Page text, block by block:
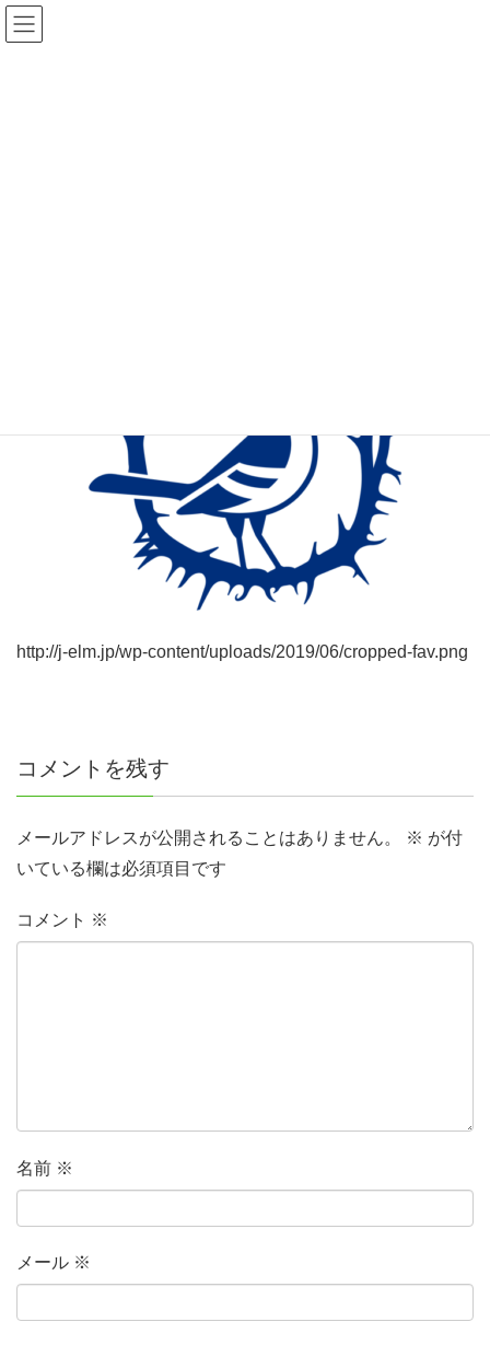
http://j-elm.jp/wp-content/uploads/2019/06/cropped-fav.png
コメントを残す
メールアドレスが公開されることはありません。 ※ が付
いている欄は必須項目です
コメント ※
名前 ※
メール ※